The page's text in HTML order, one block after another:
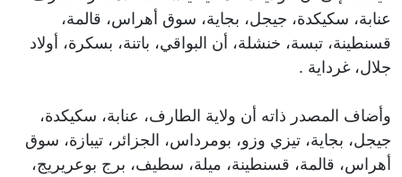
عنابة، سكيكدة، جيجل، بجاية، سوق أهراس، قالمة،
قسنطينة، تبسة، خنشلة، أن البواقي، باتنة، بسكرة، أولاد
جلال، غرداية .
وأضاف المصدر ذاته أن ولاية الطارف، عنابة، سكيكدة،
جيجل، بجاية، تيزي وزو، بومرداس، الجزائر، تيبازة، سوق
أهراس، قالمة، قسنطينة، ميلة، سطيف، برج بوعريريج،